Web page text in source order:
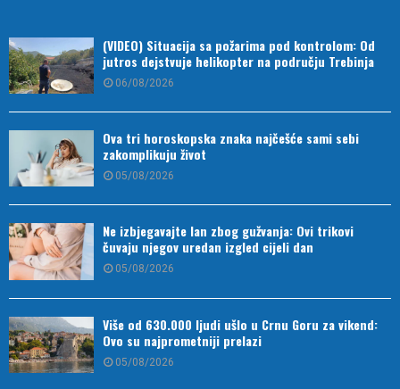
(VIDEO) Situacija sa požarima pod kontrolom: Od
jutros dejstvuje helikopter na području Trebinja
06/08/2026
Ova tri horoskopska znaka najčešće sami sebi
zakomplikuju život
05/08/2026
Ne izbjegavajte lan zbog gužvanja: Ovi trikovi
čuvaju njegov uredan izgled cijeli dan
05/08/2026
Više od 630.000 ljudi ušlo u Crnu Goru za vikend:
Ovo su najprometniji prelazi
05/08/2026